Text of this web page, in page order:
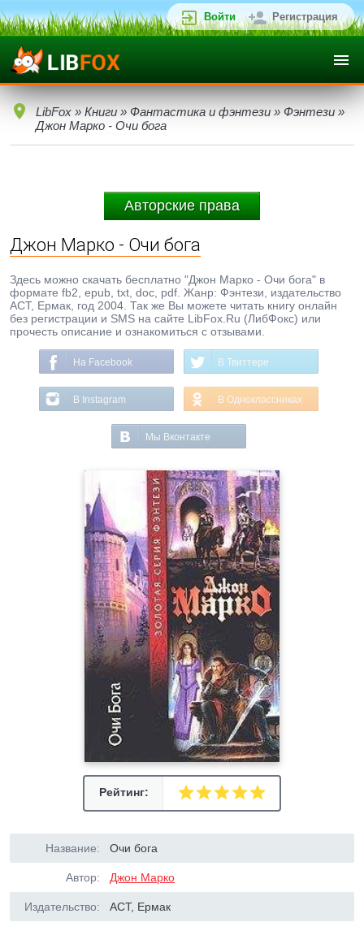
Войти Регистрация
LibFox » Книги » Фантастика и фэнтези » Фэнтези »
Джон Марко - Очи бога
Авторские права
Джон Марко - Очи бога
Здесь можно скачать бесплатно "Джон Марко - Очи бога" в
формате fb2, epub, txt, doc, pdf. Жанр: Фэнтези, издательство
АСТ, Ермак, год 2004. Так же Вы можете читать книгу онлайн
без регистрации и SMS на сайте LibFox.Ru (ЛибФокс) или
прочесть описание и ознакомиться с отзывами.
На Facebook В Твиттере
В Instagram В Одноклассниках
Мы Вконтакте
Рейтинг:
Название: Очи бога
Автор: Джон Марко
Издательство: АСТ, Ермак